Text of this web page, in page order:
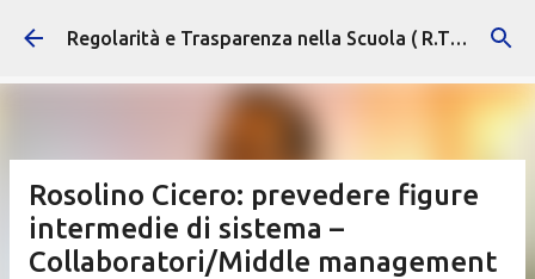
Passa ai contenuti principali Regolarità e Trasparenza nella Scuola ( R.T.S. )
Rosolino Cicero: prevedere figure
intermedie di sistema –
Collaboratori/Middle management